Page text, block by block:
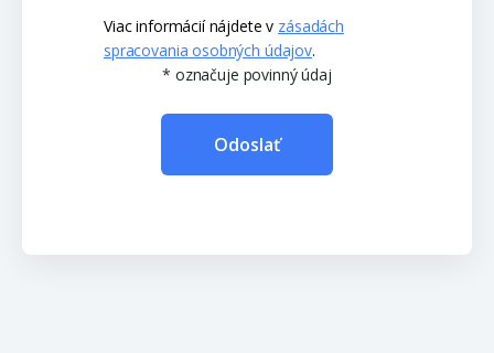
Viac informácií nájdete v zásadách
spracovania osobných údajov.
* označuje povinný údaj